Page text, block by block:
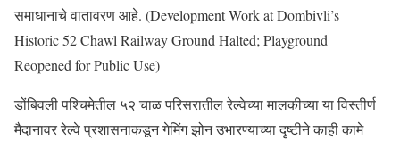
समाधानाचे वातावरण आहे. (Development Work at Dombivli’s
Historic 52 Chawl Railway Ground Halted; Playground
Reopened for Public Use)
डोंबिवली पश्चिमेतील ५२ चाळ परिसरातील रेल्वेच्या मालकीच्या या विस्तीर्ण
मैदानावर रेल्वे प्रशासनाकडून गेमिंग झोन उभारण्याच्या दृष्टीने काही कामे